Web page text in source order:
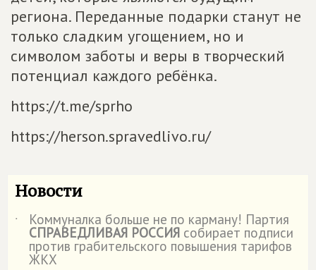
региона. Переданные подарки станут не
только сладким угощением, но и
символом заботы и веры в творческий
потенциал каждого ребёнка.
https://t.me/sprho
https://herson.spravedlivo.ru/
Новости
˙ Коммуналка больше не по карману! Партия
СПРАВЕДЛИВАЯ РОССИЯ собирает подписи
против грабительского повышения тарифов
ЖКХ